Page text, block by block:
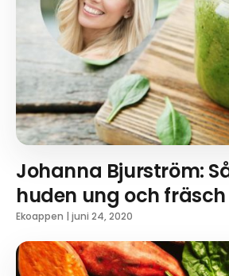
Johanna Bjurström:
huden ung och
Ekoappen | juni 24, 2020